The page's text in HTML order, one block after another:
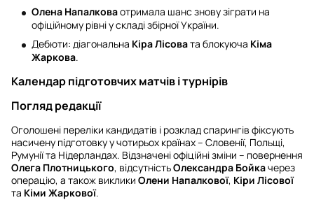
Олена Напалковаотримала шанс знову зіграти на
офіційному рівні у складі збірної України.
Дебюти: діагональна Кіра Лісовата блокуюча Кіма
Жаркова.
Календар підготовчих матчів і турнірів
Погляд редакції
Оголошені переліки кандидатів і розклад спарингів фіксують
насичену підготовку у чотирьох країнах – Словенії, Польщі,
Румунії та Нідерландах. Відзначені офіційні зміни – повернення
Олега Плотницького, відсутністьОлександра Бойкачерез
операцію, а також виклики Олени Напалкової, Кіри Лісової
та Кіми Жаркової.